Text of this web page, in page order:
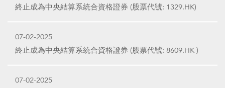
終止成為中央結算系統合資格證券 (股票代號: 1329.HK)
07-02-2025
終止成為中央結算系統合資格證券 (股票代號: 8609.HK )
07-02-2025